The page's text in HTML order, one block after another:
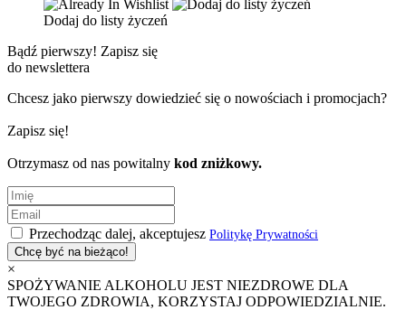
Dodaj do listy życzeń
Bądź pierwszy! Zapisz się
do newslettera
Chcesz jako pierwszy dowiedzieć się o nowościach i promocjach?
Zapisz się!
Otrzymasz od nas powitalny kod zniżkowy.
Przechodząc dalej, akceptujesz Politykę Prywatności
×
SPOŻYWANIE ALKOHOLU JEST NIEZDROWE DLA
TWOJEGO ZDROWIA, KORZYSTAJ ODPOWIEDZIALNIE.